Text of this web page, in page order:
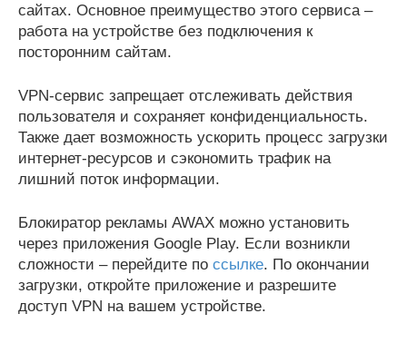
сайтах. Основное преимущество этого сервиса –
работа на устройстве без подключения к
посторонним сайтам.
VPN-сервис запрещает отслеживать действия
пользователя и сохраняет конфиденциальность.
Также дает возможность ускорить процесс загрузки
интернет-ресурсов и сэкономить трафик на
лишний поток информации.
Блокиратор рекламы AWAX можно установить
через приложения Google Play. Если возникли
сложности – перейдите по ссылке. По окончании
загрузки, откройте приложение и разрешите
доступ VPN на вашем устройстве.